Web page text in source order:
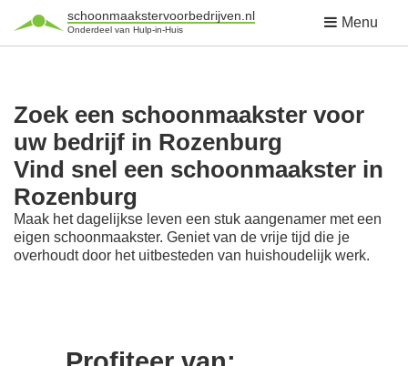
schoonmaakstervoorbedrijven.nl
Onderdeel van Hulp-in-Huis Menu
Zoek een schoonmaakster voor
uw bedrijf in Rozenburg
Vind snel een schoonmaakster in
Rozenburg
Maak het dagelijkse leven een stuk aangenamer met een
eigen schoonmaakster. Geniet van de vrije tijd die je
overhoudt door het uitbesteden van huishoudelijk werk.